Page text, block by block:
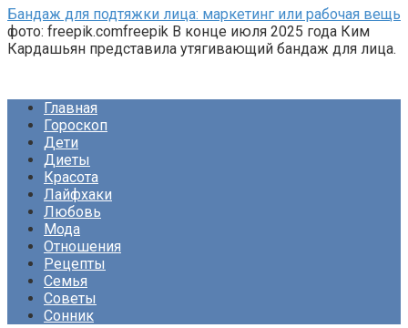
Бандаж для подтяжки лица: маркетинг или рабочая вещь
фото: freepik.comfreepik В конце июля 2025 года Ким
Кардашьян представила утягивающий бандаж для лица.
Главная
Гороскоп
Дети
Диеты
Красота
Лайфхаки
Любовь
Мода
Отношения
Рецепты
Семья
Советы
Сонник